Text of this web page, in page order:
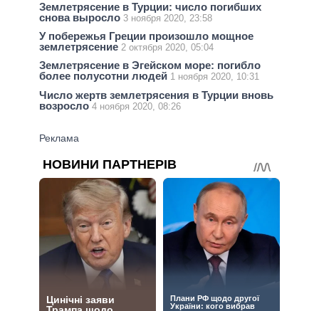
Землетрясение в Турции: число погибших
снова выросло 3 ноября 2020, 23:58
У побережья Греции произошло мощное
землетрясение 2 октября 2020, 05:04
Землетрясение в Эгейском море: погибло
более полусотни людей 1 ноября 2020, 10:31
Число жертв землетрясения в Турции вновь
возросло 4 ноября 2020, 08:26